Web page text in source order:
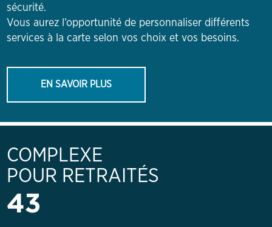
sécurité.
Vous aurez l’opportunité de personnaliser différents
services à la carte selon vos choix et vos besoins.
EN SAVOIR PLUS
COMPLEXE
POUR RETRAITÉS
43